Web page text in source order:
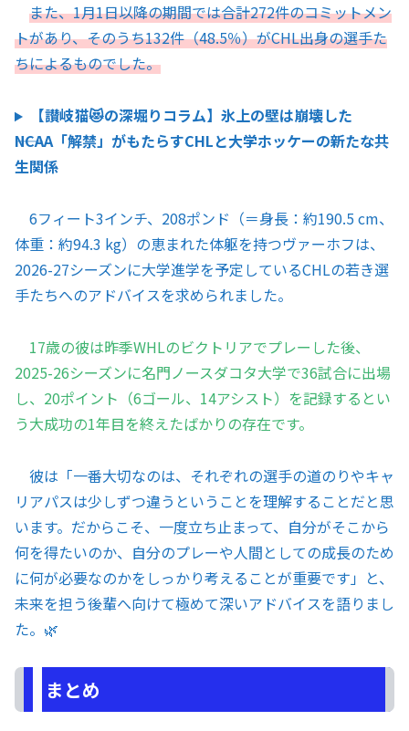
また、1月1日以降の期間では合計272件のコミットメン
トがあり、そのうち132件（48.5％）がCHL出身の選手た
ちによるものでした。
【讃岐猫😻の深堀りコラム】氷上の壁は崩壊した
――NCAA「解禁」がもたらすCHLと大学ホッケーの新たな共
生関係
6フィート3インチ、208ポンド（＝身長：約190.5 cm、
体重：約94.3 kg）の恵まれた体躯を持つヴァーホフは、
2026-27シーズンに大学進学を予定しているCHLの若き選
手たちへのアドバイスを求められました。
17歳の彼は昨季WHLのビクトリアでプレーした後、
2025-26シーズンに名門ノースダコタ大学で36試合に出場
し、20ポイント（6ゴール、14アシスト）を記録するとい
う大成功の1年目を終えたばかりの存在です。
彼は「一番大切なのは、それぞれの選手の道のりやキャ
リアパスは少しずつ違うということを理解することだと思
います。だからこそ、一度立ち止まって、自分がそこから
何を得たいのか、自分のプレーや人間としての成長のため
に何が必要なのかをしっかり考えることが重要です」と、
未来を担う後輩へ向けて極めて深いアドバイスを語りまし
た。🌿
まとめ